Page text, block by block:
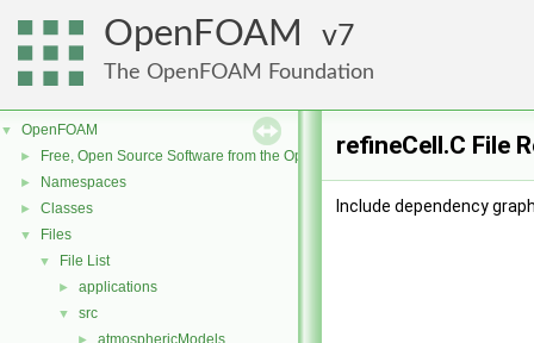
OpenFOAM 7
The OpenFOAM Foundation
▼ OpenFOAM
► Free, Open Source Software from the OpenFOAM Foundation
► Namespaces
► Classes
▼ Files
▼ File List
► applications
▼ src
atmosphericModels
refineCell.C File
Include dependency